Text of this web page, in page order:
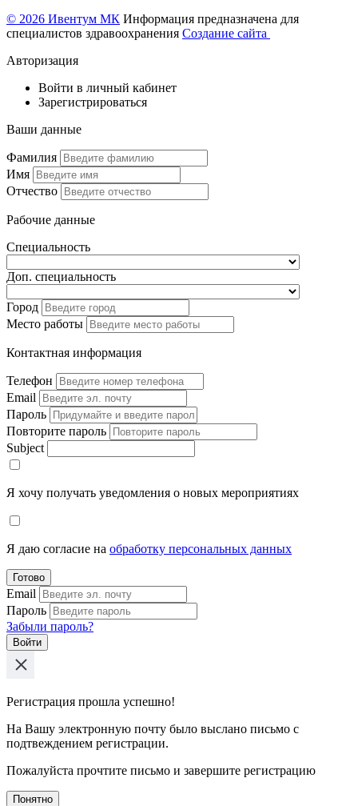
© 2026 Ивентум МК Информация предназначена для
специалистов здравоохранения Создание сайта
Авторизация
Войти в личный кабинет
Зарегистрироваться
Ваши данные
Фамилия
Имя
Отчество
Рабочие данные
Специальность
Доп. специальность
Город
Место работы
Контактная информация
Телефон
Email
Пароль
Повторите пароль
Subject
Я хочу получать уведомления о новых мероприятиях
Я даю согласие на обработку персональных данных
Готово
Email
Пароль
Забыли пароль?
Войти
Регистрация прошла успешно!
На Вашу электронную почту было выслано письмо с
подтвеждением регистрации.
Пожалуйста прочтите письмо и завершите регистрацию
Понятно